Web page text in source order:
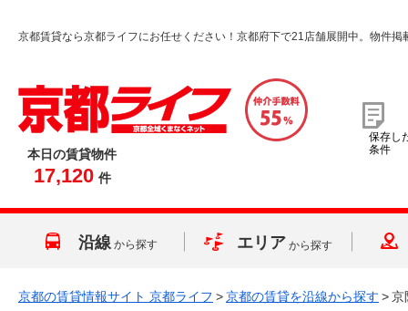
京都賃貸なら京都ライフにお任せください！京都府下で21店舗展開中。物件掲
本日の賃貸物件
17,120 件
保存し
条件
沿線 から探す エリア から探す
京都の賃貸情報サイト 京都ライフ >京都の賃貸を沿線から探す >京